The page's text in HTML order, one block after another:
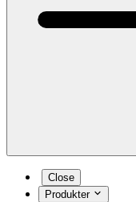
Close
Produkter